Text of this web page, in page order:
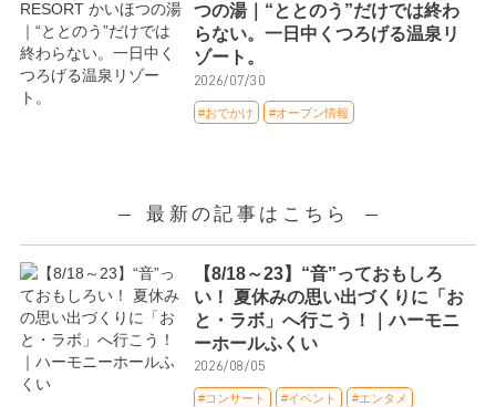
つの湯｜“ととのう”だけでは終わ
らない。一日中くつろげる温泉リ
ゾート。
2026/07/30
#おでかけ #オープン情報
最新の記事はこちら
【8/18～23】“音”っておもしろ
い！ 夏休みの思い出づくりに「お
と・ラボ」へ行こう！｜ハーモニ
ーホールふくい
2026/08/05
#コンサート #イベント #エンタメ